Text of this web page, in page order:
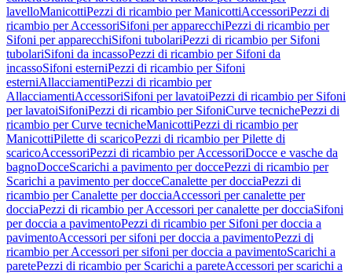
lavelloManicottiPezzi di ricambio per ManicottiAccessoriPezzi di
ricambio per AccessoriSifoni per apparecchiPezzi di ricambio per
Sifoni per apparecchiSifoni tubolariPezzi di ricambio per Sifoni
tubolariSifoni da incassoPezzi di ricambio per Sifoni da
incassoSifoni esterniPezzi di ricambio per Sifoni
esterniAllacciamentiPezzi di ricambio per
AllacciamentiAccessoriSifoni per lavatoiPezzi di ricambio per Sifoni
per lavatoiSifoniPezzi di ricambio per SifoniCurve tecnichePezzi di
ricambio per Curve tecnicheManicottiPezzi di ricambio per
ManicottiPilette di scaricoPezzi di ricambio per Pilette di
scaricoAccessoriPezzi di ricambio per AccessoriDocce e vasche da
bagnoDocceScarichi a pavimento per doccePezzi di ricambio per
Scarichi a pavimento per docceCanalette per docciaPezzi di
ricambio per Canalette per docciaAccessori per canalette per
docciaPezzi di ricambio per Accessori per canalette per docciaSifoni
per doccia a pavimentoPezzi di ricambio per Sifoni per doccia a
pavimentoAccessori per sifoni per doccia a pavimentoPezzi di
ricambio per Accessori per sifoni per doccia a pavimentoScarichi a
paretePezzi di ricambio per Scarichi a pareteAccessori per scarichi a